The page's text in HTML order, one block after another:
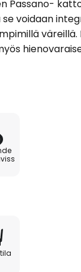
Passano-
voidaan
huoneen
mikä
tai
kiekko